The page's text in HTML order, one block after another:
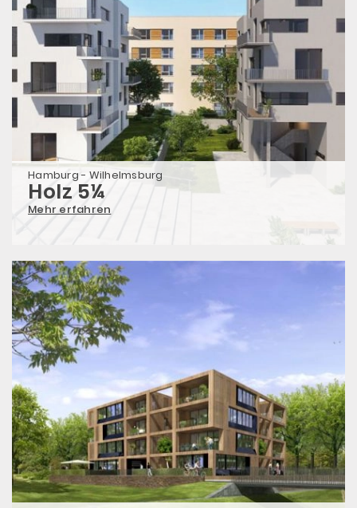
Hamburg - Wilhelmsburg
Holz 5¼
Mehr erfahren